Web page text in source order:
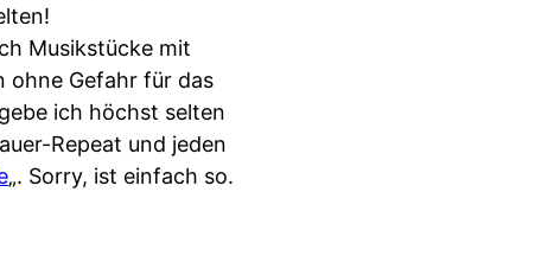
Musikstücke mit
ohne Gefahr für das
ich höchst selten
Repeat und jeden
„. Sorry, ist einfach so.